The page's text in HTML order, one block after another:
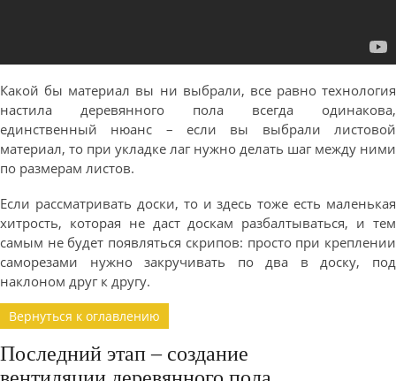
Какой бы материал вы ни выбрали, все равно технология
настила деревянного пола всегда одинакова,
единственный нюанс – если вы выбрали листовой
материал, то при укладке лаг нужно делать шаг между ними
по размерам листов.
Если рассматривать доски, то и здесь тоже есть маленькая
хитрость, которая не даст доскам разбалтываться, и тем
самым не будет появляться скрипов: просто при креплении
саморезами нужно закручивать по два в доску, под
наклоном друг к другу.
Вернуться к оглавлению
Последний этап – создание